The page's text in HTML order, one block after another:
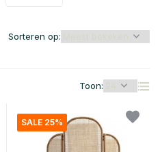
Toon:
Sorteren op:
SALE 25%